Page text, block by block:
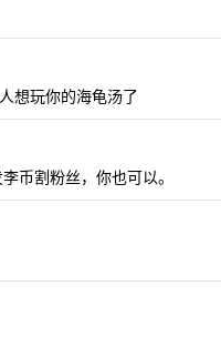
想玩你的海龟汤了
币割粉丝，你也可以。